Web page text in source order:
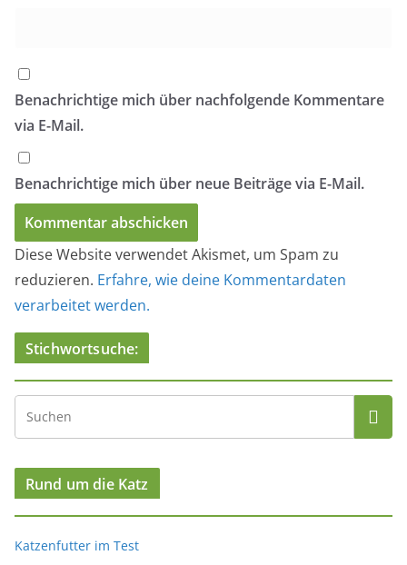
Benachrichtige mich über nachfolgende Kommentare
via E-Mail.
Benachrichtige mich über neue Beiträge via E-Mail.
Diese Website verwendet Akismet, um Spam zu
reduzieren. Erfahre, wie deine Kommentardaten
verarbeitet werden.
Stichwortsuche:
Rund um die Katz
Katzenfutter im Test